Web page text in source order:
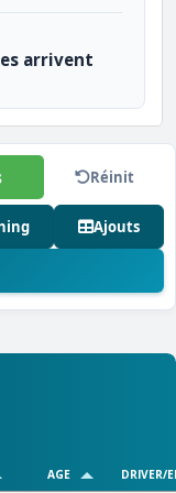
arrivent
Réinit
Ajouts
AGE DRIVER/